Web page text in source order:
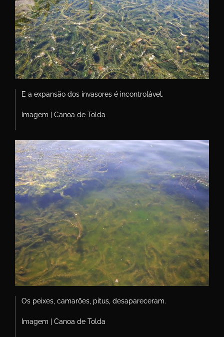
E a expansão dos invasores é incontrolável.
Imagem | Canoa de Tolda
Os peixes, camarões, pitus, desapareceram.
Imagem | Canoa de Tolda